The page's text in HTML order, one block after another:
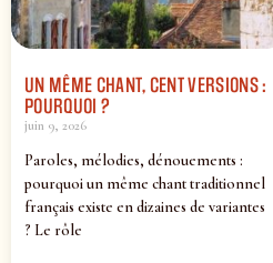
UN MÊME CHANT, CENT VERSIONS :
POURQUOI ?
juin 9, 2026
Paroles, mélodies, dénouements :
pourquoi un même chant traditionnel
français existe en dizaines de variantes
? Le rôle